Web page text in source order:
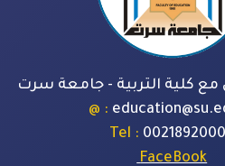
مع كلية التربية - جامعة سرت
: @
: Tel
FaceBook